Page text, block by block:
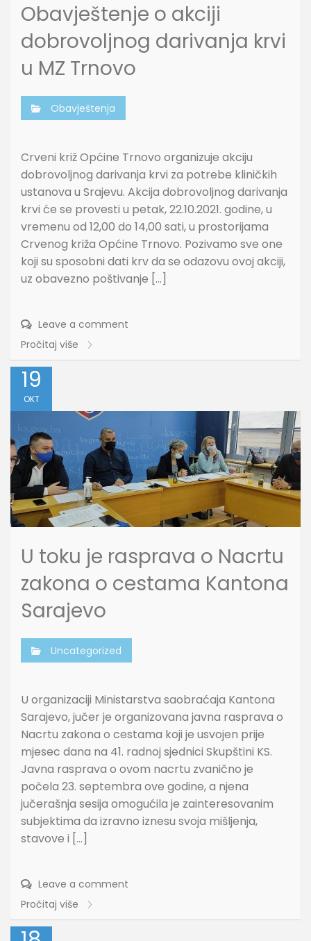
Obavještenje o akciji
dobrovoljnog darivanja krvi
u MZ Trnovo
Obavještenja
Crveni križ Općine Trnovo organizuje akciju
dobrovoljnog darivanja krvi za potrebe kliničkih
ustanova u Srajevu. Akcija dobrovoljnog darivanja
krvi će se provesti u petak, 22.10.2021. godine, u
vremenu od 12,00 do 14,00 sati, u prostorijama
Crvenog križa Općine Trnovo. Pozivamo sve one
koji su sposobni dati krv da se odazovu ovoj akciji,
uz obavezno poštivanje […]
Leave a comment
Pročitaj više
19
OKT
U toku je rasprava o Nacrtu
zakona o cestama Kantona
Sarajevo
Uncategorized
U organizaciji Ministarstva saobraćaja Kantona
Sarajevo, jučer je organizovana javna rasprava o
Nacrtu zakona o cestama koji je usvojen prije
mjesec dana na 41. radnoj sjednici Skupštini KS.
Javna rasprava o ovom nacrtu zvanično je
počela 23. septembra ove godine, a njena
jučerašnja sesija omogućila je zainteresovanim
subjektima da izravno iznesu svoja mišljenja,
stavove i […]
Leave a comment
Pročitaj više